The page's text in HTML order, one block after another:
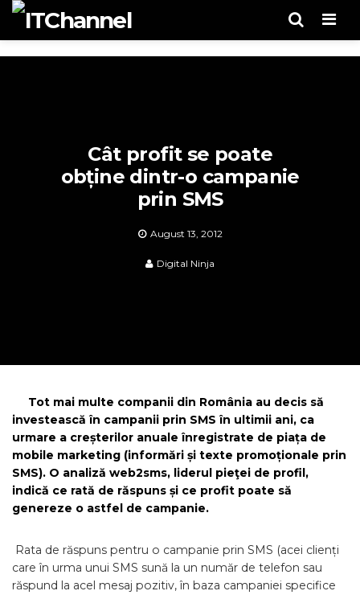
Cât profit se poate
obține dintr-o campanie
prin SMS
August 13, 2012
Digital Ninja
Tot mai multe companii din România au decis să
investească în campanii prin SMS în ultimii ani, ca
urmare a creșterilor anuale înregistrate de piața de
mobile marketing (informări și texte promoționale prin
SMS). O analiză web2sms, liderul pieţei de profil,
indică ce rată de răspuns și ce profit poate să
genereze o astfel de campanie.
Rata de răspuns pentru o campanie prin SMS (acei clienți
care în urma unui SMS sună la un număr de telefon sau
răspund la acel mesaj pozitiv, în baza campaniei specifice